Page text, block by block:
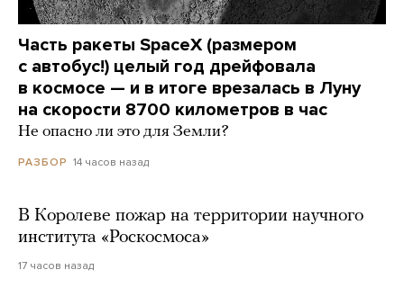
Часть ракеты SpaceX (размером
с автобус!) целый год дрейфовала
в космосе — и в итоге врезалась в Луну
на скорости 8700 километров в час
Не опасно ли это для Земли?
РАЗБОР 14 часов назад
В Королеве пожар на территории научного
института «Роскосмоса»
17 часов назад